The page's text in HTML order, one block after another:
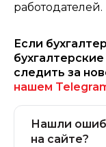
работодателей.
Если
следить за
нашем
Нашли
на сайте?